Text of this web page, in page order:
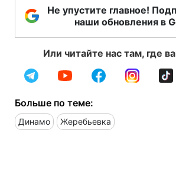
Не упустите главное!
наши обновления в
Или читайте нас там, где
Больше по теме:
Динамо Жеребьевка